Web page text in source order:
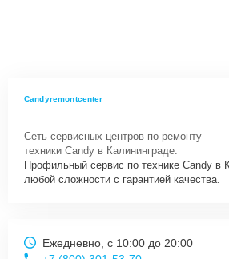
Candyremontcenter
Сеть сервисных центров по ремонту
техники Candy в Калининграде.
Профильный сервис по технике Candy в
любой сложности с гарантией качества.
Ежедневно, с 10:00 до 20:00